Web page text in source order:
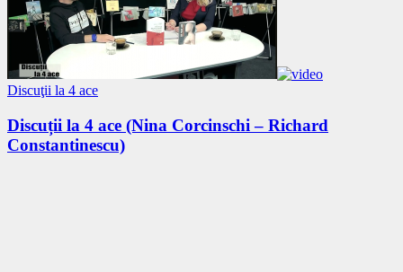
Discuţii la 4 ace
Discuții la 4 ace (Nina Corcinschi – Richard
Constantinescu)